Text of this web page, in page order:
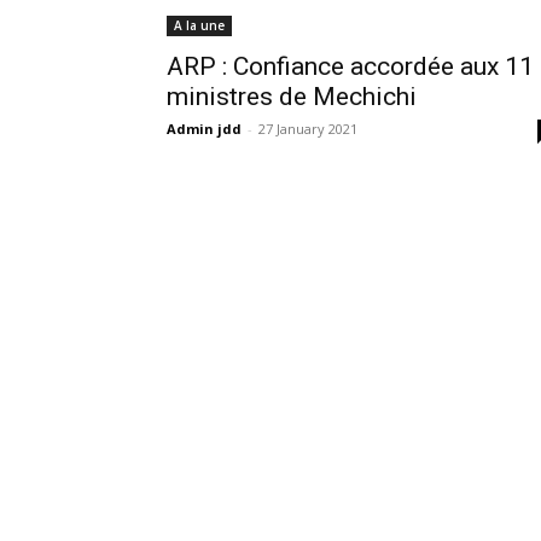
A la une
ARP : Confiance accordée aux 11
ministres de Mechichi
Admin jdd - 27 January 2021